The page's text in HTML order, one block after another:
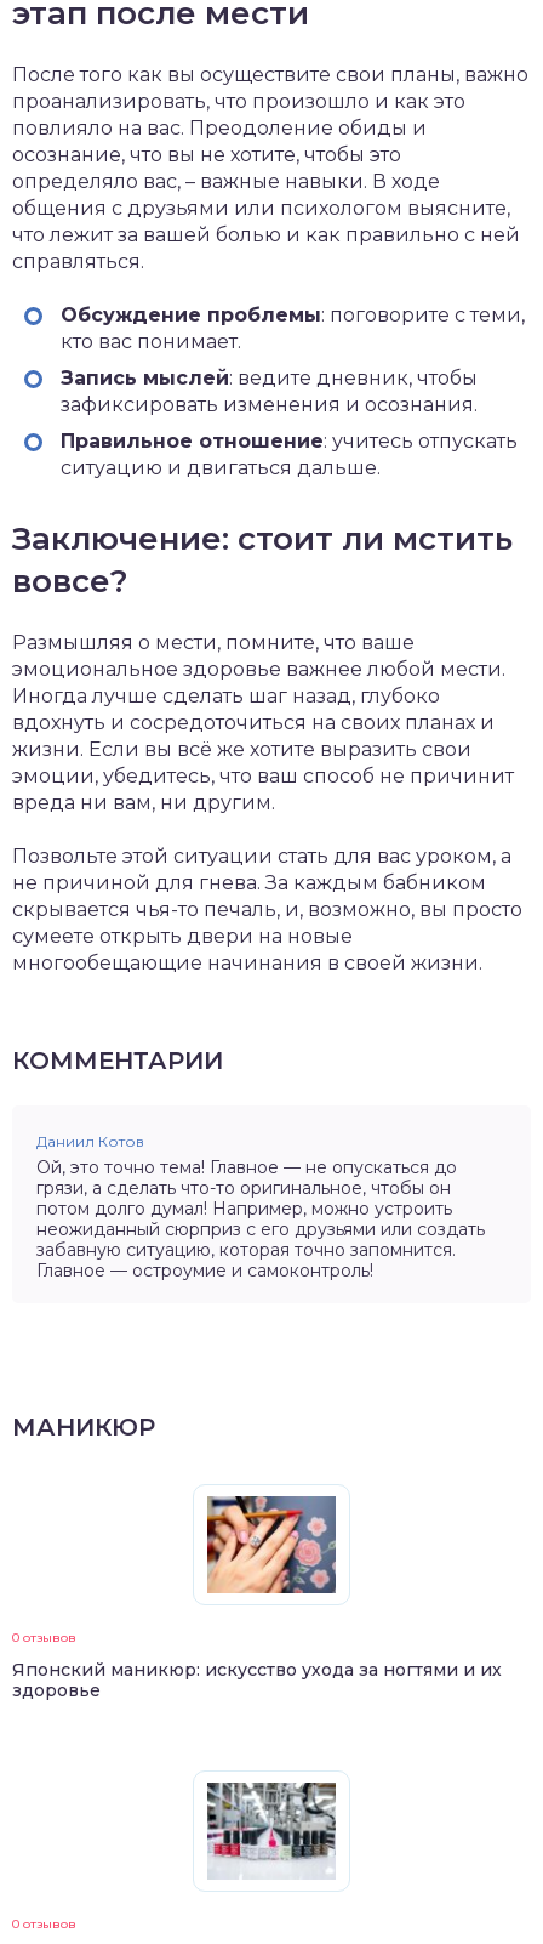
этап после мести
После того как вы осуществите свои планы, важно
проанализировать, что произошло и как это
повлияло на вас. Преодоление обиды и
осознание, что вы не хотите, чтобы это
определяло вас, – важные навыки. В ходе
общения с друзьями или психологом выясните,
что лежит за вашей болью и как правильно с ней
справляться.
Обсуждение проблемы: поговорите с теми,
кто вас понимает.
Запись мыслей: ведите дневник, чтобы
зафиксировать изменения и осознания.
Правильное отношение: учитесь отпускать
ситуацию и двигаться дальше.
Заключение: стоит ли мстить
вовсе?
Размышляя о мести, помните, что ваше
эмоциональное здоровье важнее любой мести.
Иногда лучше сделать шаг назад, глубоко
вдохнуть и сосредоточиться на своих планах и
жизни. Если вы всё же хотите выразить свои
эмоции, убедитесь, что ваш способ не причинит
вреда ни вам, ни другим.
Позвольте этой ситуации стать для вас уроком, а
не причиной для гнева. За каждым бабником
скрывается чья-то печаль, и, возможно, вы просто
сумеете открыть двери на новые
многообещающие начинания в своей жизни.
КОММЕНТАРИИ
Даниил Котов
Ой, это точно тема! Главное — не опускаться до
грязи, а сделать что-то оригинальное, чтобы он
потом долго думал! Например, можно устроить
неожиданный сюрприз с его друзьями или создать
забавную ситуацию, которая точно запомнится.
Главное — остроумие и самоконтроль!
МАНИКЮР
0 отзывов
Японский маникюр: искусство ухода за ногтями и их
здоровье
0 отзывов